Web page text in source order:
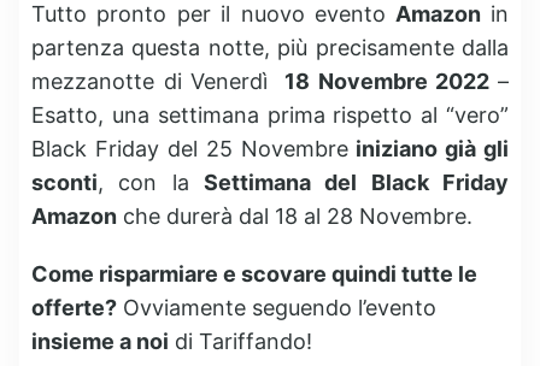
Tutto pronto per il nuovo evento Amazonin
partenza questa notte, più precisamente dalla
mezzanotte di Venerdì
18 Novembre 2022–
Esatto, una settimana prima rispetto al “vero”
Black Friday del 25 Novembre iniziano già gli
sconti, con la Settimana del Black Friday
Amazon che durerà dal 18 al 28 Novembre.
Come risparmiare e scovare quindi tutte le
offerte? Ovviamente seguendo l’evento
insieme a noi di Tariffando!